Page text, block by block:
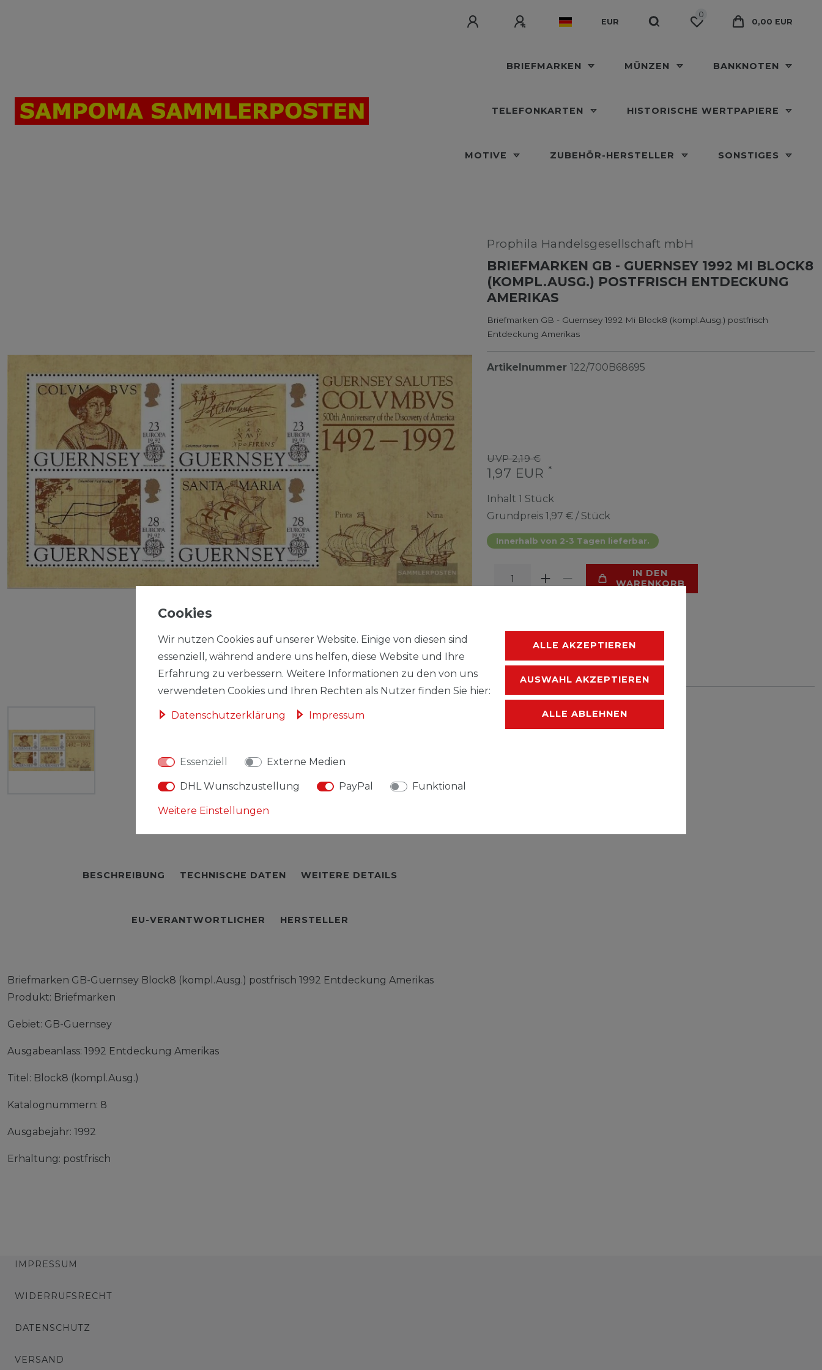
EUR
0
0,00 EUR
BRIEFMARKEN MÜNZEN BANKNOTEN
TELEFONKARTEN HISTORISCHE WERTPAPIERE
MOTIVE ZUBEHÖR-HERSTELLER SONSTIGES
Prophila Handelsgesellschaft mbH
BRIEFMARKEN GB - GUERNSEY 1992 MI BLOCK8
(KOMPL.AUSG.) POSTFRISCH ENTDECKUNG
AMERIKAS
Briefmarken GB - Guernsey 1992 Mi Block8 (kompl.Ausg.) postfrisch
Entdeckung Amerikas
Artikelnummer 122/700B68695
UVP 2,19 €
1,97 EUR *
Inhalt 1 Stück
Grundpreis 1,97 € / Stück
Innerhalb von 2-3 Tagen lieferbar.
IN DEN
WARENKORB
WUNSCHLISTE
BESCHREIBUNG TECHNISCHE DATEN WEITERE DETAILS
EU-VERANTWORTLICHER HERSTELLER
Briefmarken GB-Guernsey Block8 (kompl.Ausg.) postfrisch 1992 Entdeckung Amerikas
Produkt: Briefmarken
Gebiet: GB-Guernsey
Ausgabeanlass: 1992 Entdeckung Amerikas
Titel: Block8 (kompl.Ausg.)
Katalognummern: 8
Ausgabejahr: 1992
Erhaltung: postfrisch
IMPRESSUM
WIDERRUFSRECHT
DATENSCHUTZ
VERSAND
Cookies
Wir nutzen Cookies auf unserer Website. Einige von diesen sind
essenziell, während andere uns helfen, diese Website und Ihre
Erfahrung zu verbessern. Weitere Informationen zu den von uns
verwendeten Cookies und Ihren Rechten als Nutzer finden Sie hier:
Daten­schutz­erklärung Impressum
Essenziell Externe Medien
DHL Wunschzustellung PayPal Funktional
Weitere Einstellungen
ALLE AKZEPTIEREN
AUSWAHL AKZEPTIEREN
ALLE ABLEHNEN